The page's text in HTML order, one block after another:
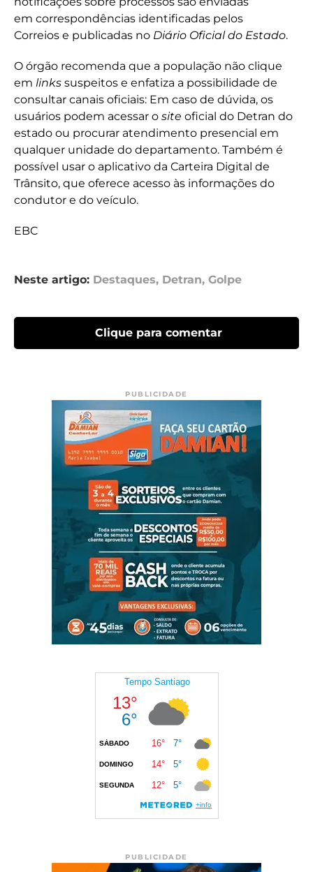
em correspondências identificadas pelos
Correios e publicadas no Diário Oficial do Estado.
O órgão recomenda que a população não clique
em links suspeitos e enfatiza a possibilidade de
consultar canais oficiais: Em caso de dúvida, os
usuários podem acessar o site oficial do Detran do
estado ou procurar atendimento presencial em
qualquer unidade do departamento. Também é
possível usar o aplicativo da Carteira Digital de
Trânsito, que oferece acesso às informações do
condutor e do veículo.
EBC
Neste artigo: Destaques, Detran, Golpe
Clique para comentar
PUBLICIDADE
PUBLICIDADE